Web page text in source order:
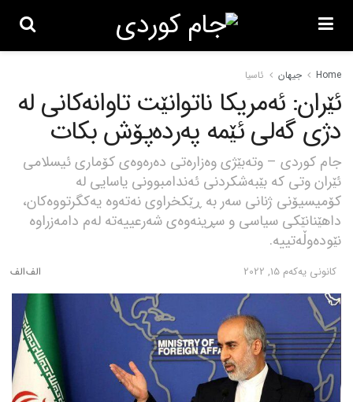
Home جیهان ئاسیا
ئێران: ئەمریکا ناتوانێت تاوانەکانی لە
دژی گەلی ئێمە پەردەپۆش بکات
جام کوردی – وتەبێژی وەزارەتی دەرەوەی کۆماری ئیسلامی
ئێران وتی کە بێبەشکردنی ئەندامبوونی یاسایی لە
کۆمیسیۆنی ژنانی سەر بە ڕێکخراوی نەتەوە یەکگرتووەکان،
داهێنانێکی سیاسی و سڕینەوەی شەرعییەتە لەم دامەزراوە
نێودەوڵەتییە.
كانونی یه‌كه‌م 15, 2022